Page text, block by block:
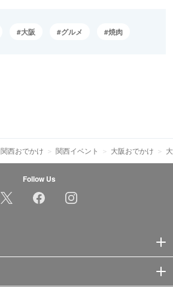
大阪 グルメ 焼肉
関西おでかけ 関西イベント 大阪おでかけ
Follow Us